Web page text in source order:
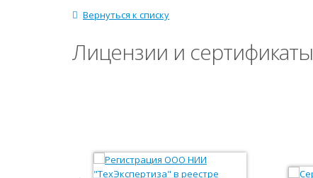
Вернуться к списку
Лицензии и сертификаты